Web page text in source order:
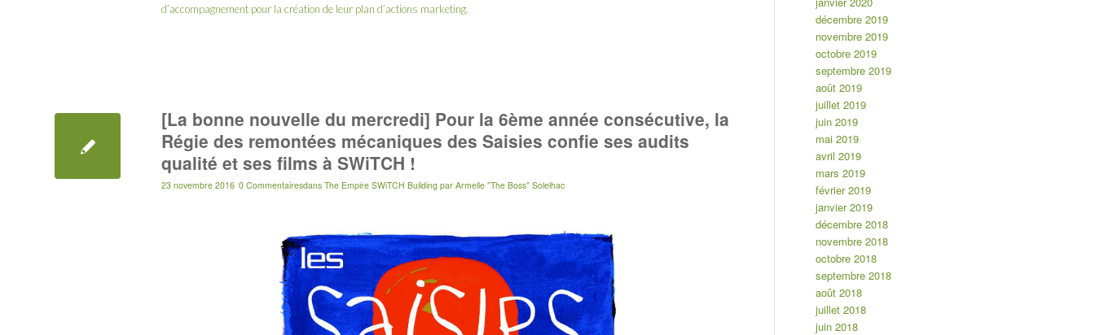
d’accompagnement pour la création de leur plan d’actions marketing.
[La bonne nouvelle du mercredi] Pour la 6ème année consécutive, la
Régie des remontées mécaniques des Saisies confie ses audits
qualité et ses films à SWiTCH !
23 novembre 2016 0 Commentairesdans The Empire SWiTCH Building par Armelle "The Boss" Solelhac
décembre 2019
novembre 2019
octobre 2019
septembre 2019
août 2019
juillet 2019
juin 2019
mai 2019
avril 2019
mars 2019
février 2019
janvier 2019
décembre 2018
novembre 2018
octobre 2018
septembre 2018
août 2018
juillet 2018
juin 2018